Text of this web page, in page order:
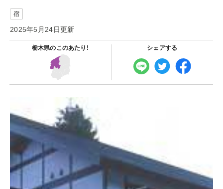
宿
2025年5月24日更新
栃木県のこのあたり! シェアする